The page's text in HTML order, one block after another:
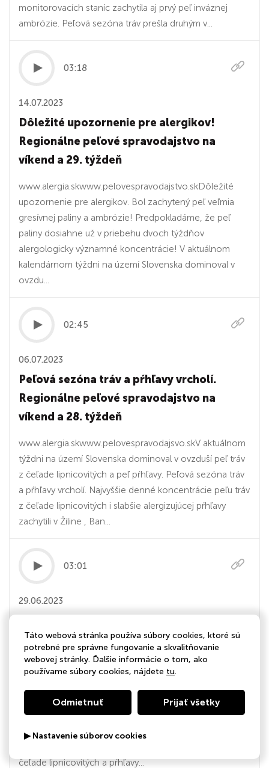
monitorovacích staníc zachytila aj prvý peľ inváznej
ambrózie. Peľová sezóna tráv prešla druhým v...
03:18
14.07.2023
Dôležité upozornenie pre alergikov!
Regionálne peľové spravodajstvo na
víkend a 29. týždeň
www.alergia.skwww.pelovespravodajstvo.skDôležité
upozornenie pre alergikov. Bol zachytený peľ veľmia
gresívnej paliny a ambrózie! Predpokladáme, že peľ
paliny dosiahne už v priebehu dvoch týždňov
alergologicky významné koncentrácie! V aktuálnom
kalendárnom týždni na území Slovenska dominoval v
ovzdu...
02:45
06.07.2023
Peľová sezóna tráv a pŕhľavy vrcholí.
Regionálne peľové spravodajstvo na
víkend a 28. týždeň
www.alergia.skwww.pelovespravodajsvo.skV aktuálnom
týždni na území Slovenska dominoval v ovzduší peľ tráv
z čeľade lipnicovitých a peľ pŕhľavy. Peľová sezóna tráv
a pŕhľavy vrcholí. Najvyššie denné koncentrácie peľu tráv
z čeľade lipnicovitých i slabšie alergizujúcej pŕhľavy
zachytili v Žiline , Ban...
03:01
29.06.2023
Regionálne peľové spravodajstvo na
víkend a 27. týždeň
týždni na území Slovenska dominoval v ovzduší peľ tráv
z čeľade lipnicovitých a slabšie alergizujúcej pŕhľavy. Peľ
ihličnanov z čeľade borovicovitých dosahoval už len
čeľade lipnicovitých a pŕhľavy...
Táto webová stránka používa súbory cookies, ktoré sú
potrebné pre správne fungovanie a skvalitňovanie
webovej stránky. Ďalšie informácie o tom, ako
používame súbory cookies, nájdete tu.
Odmietnuť Prijať všetky
▶ Nastavenie súborov cookies